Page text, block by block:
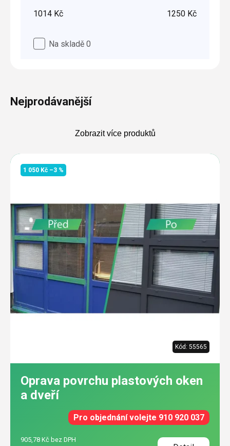
1014 Kč 1250 Kč
Na skladě 0
Nejprodávanější
Zobrazit více produktů
Výpis
produktů
1 050 Kč –3 %
Kód: 55565
Oprava povrchu plastových oken
a dveří
Pro objednání volejte 910 920 037
905,78 Kč bez DPH